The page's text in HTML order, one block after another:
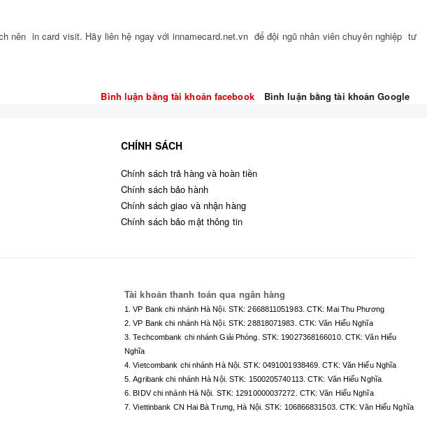
nên in card visit. Hãy liên hệ ngay với innamecard.net.vn để đội ngũ nhân viên chuyên nghiệp tư
Bình luận bằng tài khoản facebook
Bình luận bằng tài khoản Google
CHÍNH SÁCH
Chính sách trả hàng và hoàn tiền
Chính sách bảo hành
Chính sách giao và nhận hàng
Chính sách bảo mật thông tin
Tài khoản thanh toán qua ngân hàng
1. VP Bank chi nhánh Hà Nội. STK:2668811051983. CTK: Mai Thu Phương
2. VP Bank chi nhánh Hà Nội. STK:28818071983 . CTK: Văn Hiếu Nghĩa
3. Techcombank chi nhánh Giải Phóng. STK: 19027368166010. CTK: Văn Hiếu
Nghĩa
4. Vietcombank chi nhánh Hà Nội. STK: 0491001938469 . CTK: Văn Hiếu Nghĩa
5. Agribank chi nhánh Hà Nội. STK: 1500205740113. CTK: Văn Hiếu Nghĩa
6. BIDV chi nhánh Hà Nội. STK: 12910000037272 . CTK: Văn Hiếu Nghĩa
7. Viettinbank CN Hai Bà Trưng, Hà Nội. STK: 106866831503. CTK: Văn Hiếu Nghĩa